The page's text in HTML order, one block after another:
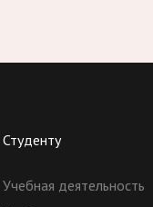
Студенту
Учебная деятельность